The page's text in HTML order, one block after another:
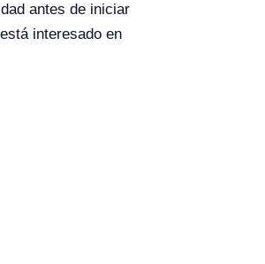
antes de iniciar
interesado en